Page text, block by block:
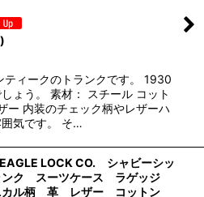
ティークのトランクです。 1930
ょう。 素材： スチール コット
ー 内装のチェック柄やレザーハ
気です。 そ…
LOCK CO. シャビーシッ
ク スーツケース ラゲッジ
カル柄 革 レザー コットン